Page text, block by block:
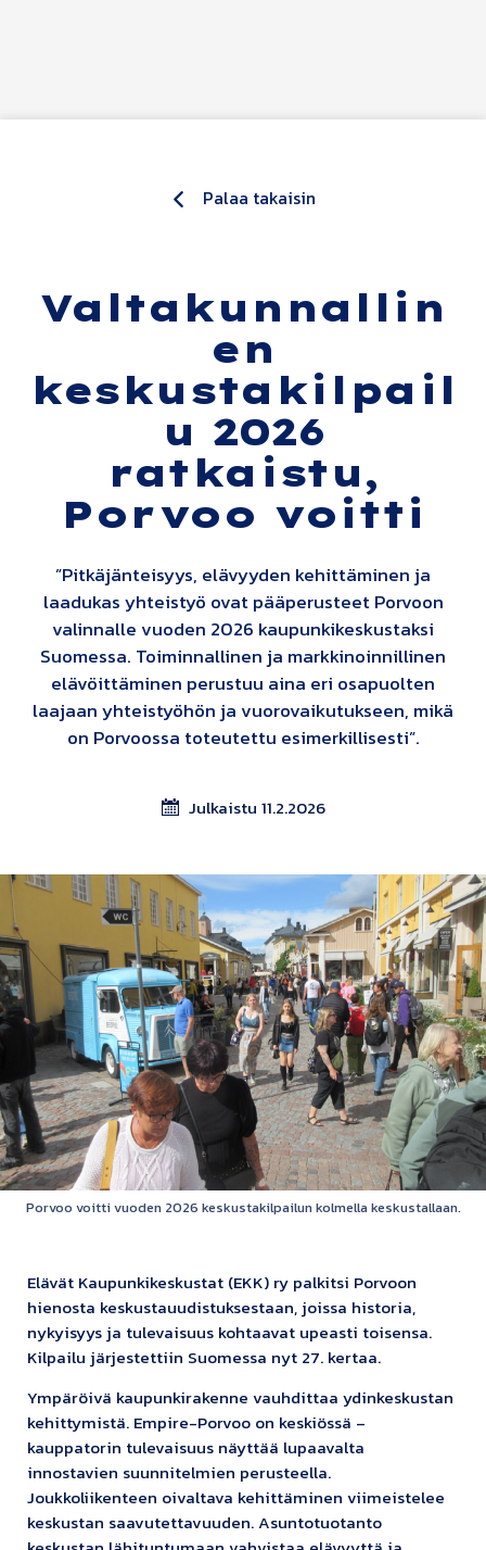
Palaa takaisin
Valtakunnallin
en
keskustakilpail
u 2026
ratkaistu,
Porvoo voitti
”Pitkäjänteisyys, elävyyden kehittäminen ja
laadukas yhteistyö ovat pääperusteet Porvoon
valinnalle vuoden 2026 kaupunkikeskustaksi
Suomessa. Toiminnallinen ja markkinoinnillinen
elävöittäminen perustuu aina eri osapuolten
laajaan yhteistyöhön ja vuorovaikutukseen, mikä
on Porvoossa toteutettu esimerkillisesti”.
Julkaistu 11.2.2026
Porvoo voitti vuoden 2026 keskustakilpailun kolmella keskustallaan.
Elävät Kaupunkikeskustat (EKK) ry palkitsi Porvoon
hienosta keskustauudistuksestaan, joissa historia,
nykyisyys ja tulevaisuus kohtaavat upeasti toisensa.
Kilpailu järjestettiin Suomessa nyt 27. kertaa.
Ympäröivä kaupunkirakenne vauhdittaa ydinkeskustan
kehittymistä. Empire-Porvoo on keskiössä –
kauppatorin tulevaisuus näyttää lupaavalta
innostavien suunnitelmien perusteella.
Joukkoliikenteen oivaltava kehittäminen viimeistelee
keskustan saavutettavuuden. Asuntotuotanto